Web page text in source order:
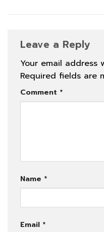
Leave a Reply
Your email address
Required fields are
Comment *
Name *
Email *